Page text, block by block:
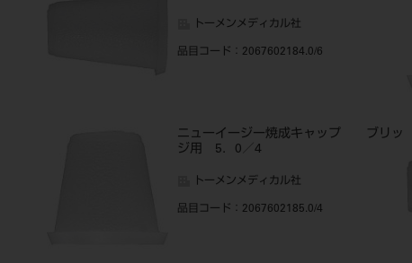
トーメンメディカル社
品目コード ：2067602184.0/6
ニューイージー焼成キャップ ブリッ
ジ用 5．0／4
トーメンメディカル社
品目コード ：2067602185.0/4